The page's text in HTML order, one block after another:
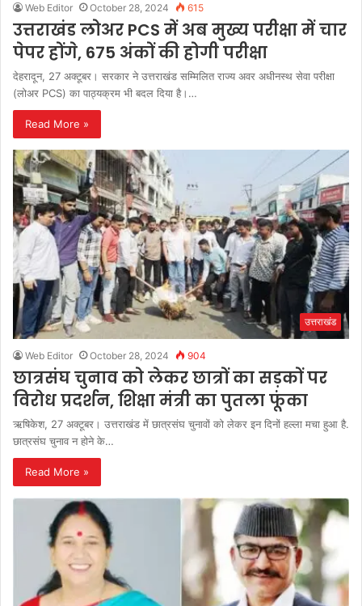
Web Editor October 28, 2024 615
उत्तराखंड लोअर PCS में अब मुख्य परीक्षा में चार
पेपर होंगे, 675 अंकों की होगी परीक्षा
देहरादून, 27 अक्टूबर। सरकार ने उत्तराखंड सम्मिलित राज्य अवर अधीनस्थ सेवा परीक्षा
(लोअर PCS) का पाठ्यक्रम भी बदल दिया है।…
Read More »
उत्तराखंड
Web Editor October 28, 2024 904
छात्रसंघ चुनाव को लेकर छात्रों का सड़कों पर
विरोध प्रदर्शन, शिक्षा मंत्री का पुतला फूंका
ऋषिकेश, 27 अक्टूबर। उत्तराखंड में छात्रसंघ चुनावों को लेकर इन दिनों हल्ला मचा हुआ है.
छात्रसंघ चुनाव न होने के…
Read More »